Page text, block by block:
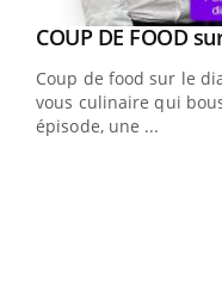
Youtube
COUP DE FOOD
Coup de food sur le
vous culinaire qui
épisode, une ...